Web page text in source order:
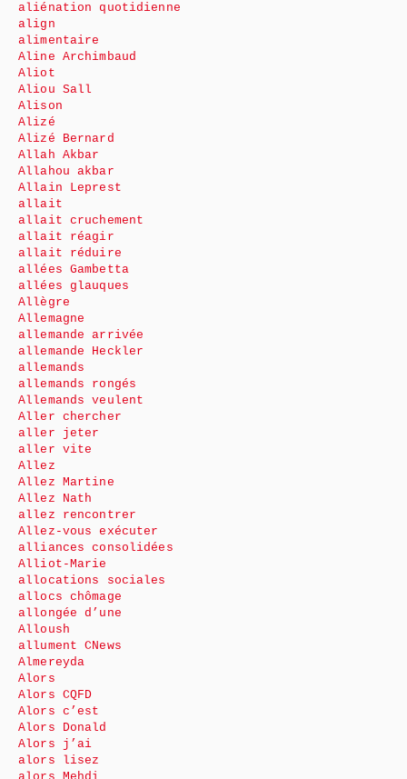
aliénation quotidienne
align
alimentaire
Aline Archimbaud
Aliot
Aliou Sall
Alison
Alizé
Alizé Bernard
Allah Akbar
Allahou akbar
Allain Leprest
allait
allait cruchement
allait réagir
allait réduire
allées Gambetta
allées glauques
Allègre
Allemagne
allemande arrivée
allemande Heckler
allemands
allemands rongés
Allemands veulent
Aller chercher
aller jeter
aller vite
Allez
Allez Martine
Allez Nath
allez rencontrer
Allez-vous exécuter
alliances consolidées
Alliot-Marie
allocations sociales
allocs chômage
allongée d’une
Alloush
allument CNews
Almereyda
Alors
Alors CQFD
Alors c’est
Alors Donald
Alors j’ai
alors lisez